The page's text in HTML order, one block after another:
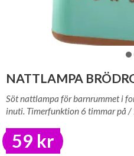
NATTLAMPA
Söt nattlampa för barnrummet i
inuti. Timerfunktion 6 timmar på /
59 kr